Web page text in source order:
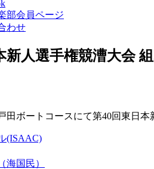
部会員ページ
わせ
新人選手権競漕大会
田ボートコースにて第40回東日
(ISAAC)
海国民）